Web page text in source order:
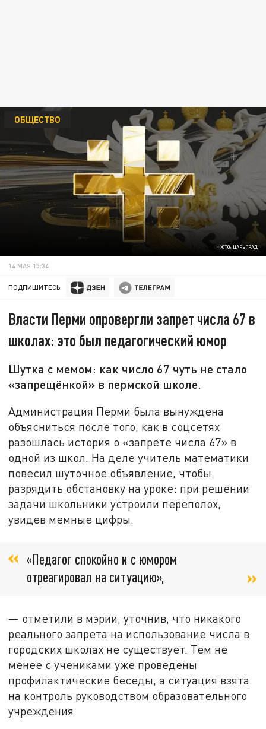
ФОТО: ЦАРЬГРАД
ОБЩЕСТВО
14 МАЯ 15:34
ПОДПИШИТЕСЬ:
Власти Перми опровергли запрет числа 67 в
школах: это был педагогический юмор
Шутка с мемом: как число 67 чуть не стало
«запрещёнкой» в пермской школе.
Администрация Перми была вынуждена
объясниться после того, как в соцсетях
разошлась история о «запрете числа 67» в
одной из школ. На деле учитель математики
повесил шуточное объявление, чтобы
разрядить обстановку на уроке: при решении
задачи школьники устроили переполох,
увидев мемные цифры.
«Педагог спокойно и с юмором
отреагировал на ситуацию»,
— отметили в мэрии, уточнив, что никакого
реального запрета на использование числа в
городских школах не существует. Тем не
менее с учениками уже проведены
профилактические беседы, а ситуация взята
на контроль руководством образовательного
учреждения.